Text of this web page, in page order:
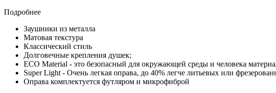
Подробнее
Заушники из металла
Матовая текстура
Классический стиль
Долговечные крепления душек;
ECO Material - это безопасный для окружающей среды и человека
Super Light - Очень легкая оправа, до 40% легче литьевых или
Оправа комплектуется футляром и микрофиброй